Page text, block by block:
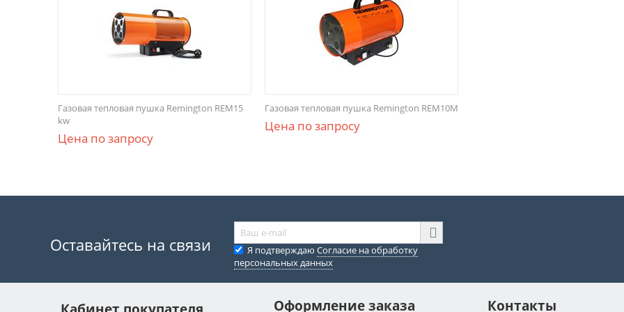
Газовая тепловая пушка Remington REM15
kw
Цена по запросу
Газовая тепловая пушка Remington REM10M
Цена по запросу
Оставайтесь на связи Я подтверждаю Согласие на обработку
персональных данных
Оформление заказа Контакты